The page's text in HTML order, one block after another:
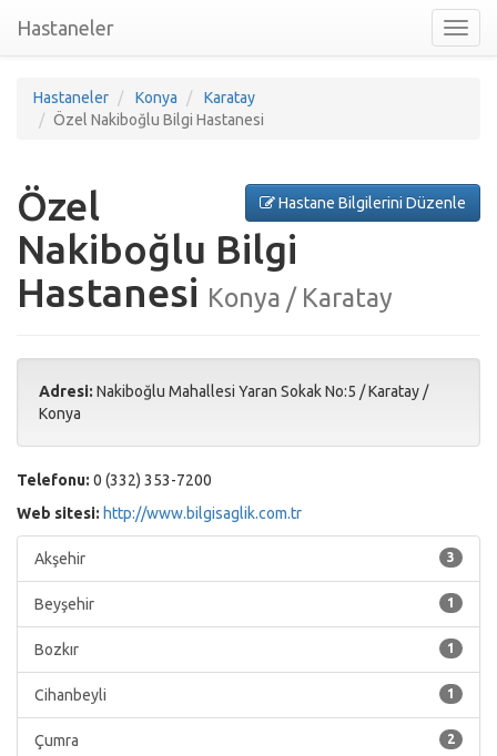
nav
Hastaneler
Hastaneler Konya
Karatay
Özel Nakiboğlu Bilgi Hastanesi
Hastane Bilgilerini Düzenle
Özel
Nakiboğlu Bilgi
Hastanesi Konya / Karatay
Adresi: Nakiboğlu Mahallesi Yaran Sokak No:5 /Karatay /
Konya
Telefonu: 0 (332) 353-7200
Web sitesi: http://www.bilgisaglik.com.tr
3
Akşehir
1
Beyşehir
1
Bozkır
1
Cihanbeyli
2
Çumra